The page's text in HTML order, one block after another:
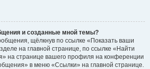
и созданные мной темы?
щёлкнув по ссылке «Показать ваши
на главной странице, по ссылке «Найти
на странице вашего профиля на конференции
в меню «Ссылки» на главной странице.